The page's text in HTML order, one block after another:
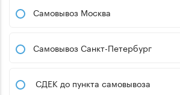
Самовывоз Москва
Самовывоз Санкт-Петербург
СДЕК до пункта самовывоза